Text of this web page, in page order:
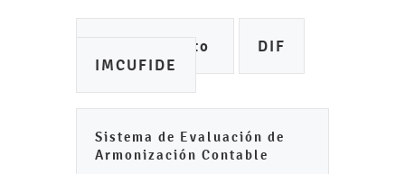
Ayuntamiento
DIF
IMCUFIDE
Sistema de Evaluación de
Armonización Contable